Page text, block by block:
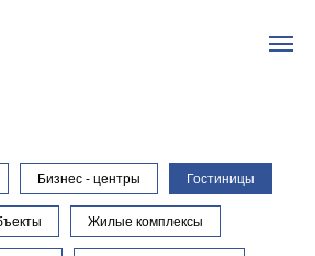
Бизнес - центры Гостиницы
Жилые комплексы